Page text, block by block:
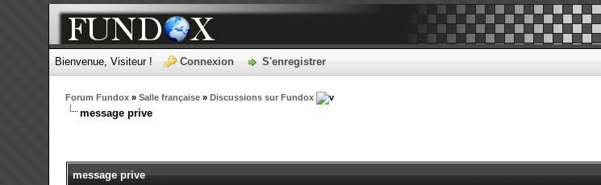
Bienvenue, Visiteur ! Connexion S'enregistrer
Forum Fundox »Salle française »Discussions sur Fundox
message prive
message prive